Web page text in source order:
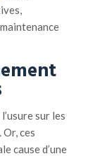
sur les
ces
cause d’une